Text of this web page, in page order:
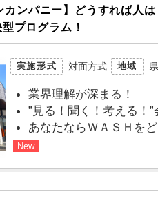
カンパニー】どうすれば人
プログラム！
実施形式 対面方式 地域
業界理解が深まる！
”見る！聞く！考える！
あなたならＷＡＳＨを
New